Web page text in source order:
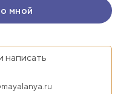
написать